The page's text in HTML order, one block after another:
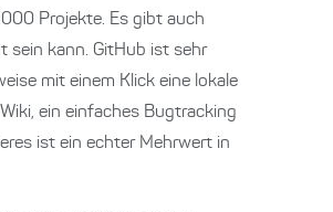
Projekte. Es gibt auch
sein kann. GitHub ist sehr
mit einem Klick eine lokale
ein einfaches Bugtracking
ist ein echter Mehrwert in